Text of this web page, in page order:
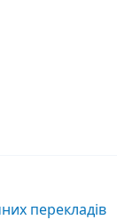
перекладів